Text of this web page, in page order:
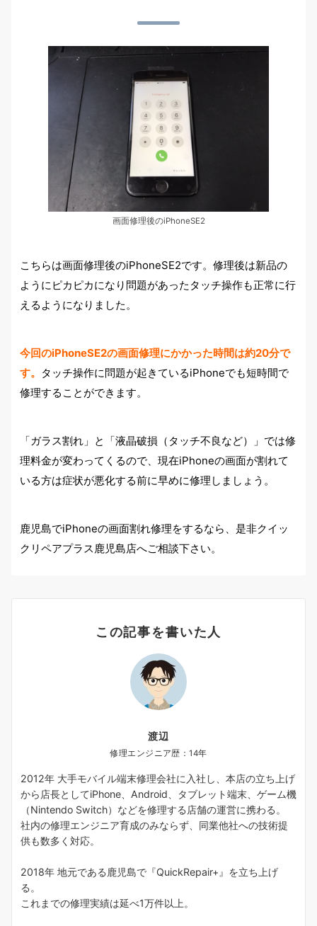
画面修理後のiPhoneSE2
こちらは画面修理後のiPhoneSE2です。修理後は新品の
ようにピカピカになり問題があったタッチ操作も正常に行
えるようになりました。
今回のiPhoneSE2の画面修理にかかった時間は約20分で
す。 タッチ操作に問題が起きているiPhoneでも短時間で
修理することができます。
「ガラス割れ」と「液晶破損（タッチ不良など）」では修
理料金が変わってくるので、現在iPhoneの画面が割れて
いる方は症状が悪化する前に早めに修理しましょう。
鹿児島でiPhoneの画面割れ修理をするなら、是非クイッ
クリペアプラス鹿児島店へご相談下さい。
この記事を書いた人
渡辺
修理エンジニア歴：14年
2012年 大手モバイル端末修理会社に入社し、本店の立ち上げ
から店長としてiPhone、Android、タブレット端末、ゲーム機
（Nintendo Switch）などを修理する店舗の運営に携わる。
社内の修理エンジニア育成のみならず、同業他社への技術提
供も数多く対応。
2018年 地元である鹿児島で『QuickRepair+』を立ち上げ
る。
これまでの修理実績は延べ1万件以上。